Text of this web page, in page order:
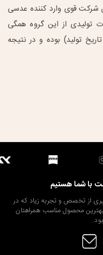
قوی وارد کننده عدسی
تولیدی از این گروه همگی
تولید) بوده و در نتیجه
با شما هستیم
از تخصص و تجربه زیاد که در
بهترین محصول مناسب همراهتان